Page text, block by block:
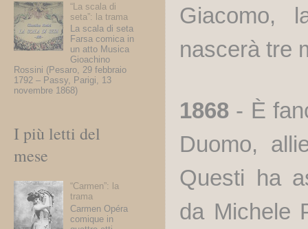
Giacomo,
nascerà tre
1868 - È
Duomo,
Questi ha
da Michele
“La scala di
seta”: la trama
La scala di seta
Farsa comica in
un atto Musica
Gioachino
Rossini (Pesaro, 29 febbraio
1792 – Passy, Parigi, 13
novembre 1868)
I più letti del
mese
“Carmen”: la
trama
Carmen Opéra
comique in